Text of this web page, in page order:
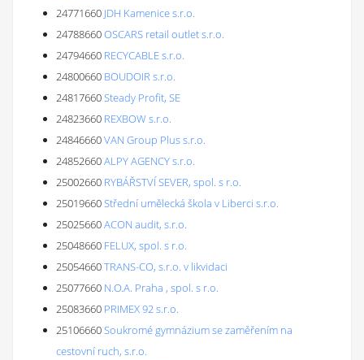
24771660 JDH Kamenice s.r.o.
24788660OSCARS retail outlet s.r.o.
24794660 RECYCABLE s.r.o.
24800660 BOUDOIR s.r.o.
24817660Steady Profit, SE
24823660 REXBOW s.r.o.
24846660VAN Group Plus s.r.o.
24852660ALPY AGENCY s.r.o.
25002660 RYBÁŘSTVÍ SEVER, spol. s r.o.
25019660Střední umělecká škola v Liberci s.r.o.
25025660ACON audit, s.r.o.
25048660 FELUX, spol. s r.o.
25054660TRANS-CO, s.r.o. v likvidaci
25077660 N.O.A. Praha , spol. s r.o.
25083660 PRIMEX 92 s.r.o.
25106660Soukromé gymnázium se zaměřením na
cestovní ruch, s.r.o.